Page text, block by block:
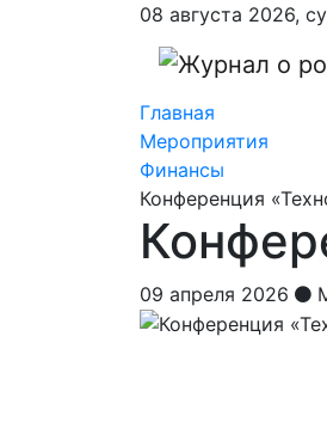
08 августа 2026,
Главная
Мероприятия
Финансы
Конференция
09 апреля 2026